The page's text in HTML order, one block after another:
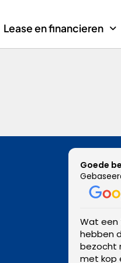
Lease en financieren
Goede
Wat een
hebben
bezocht
met kop